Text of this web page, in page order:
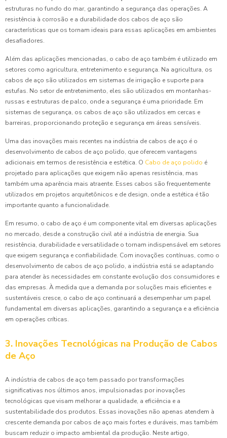
estruturas no fundo do mar, garantindo a segurança das operações. A
resistência à corrosão e a durabilidade dos cabos de aço são
características que os tornam ideais para essas aplicações em ambientes
desafiadores.
Além das aplicações mencionadas, o cabo de aço também é utilizado em
setores como agricultura, entretenimento e segurança. Na agricultura, os
cabos de aço são utilizados em sistemas de irrigação e suporte para
estufas. No setor de entretenimento, eles são utilizados em montanhas-
russas e estruturas de palco, onde a segurança é uma prioridade. Em
sistemas de segurança, os cabos de aço são utilizados em cercas e
barreiras, proporcionando proteção e segurança em áreas sensíveis.
Uma das inovações mais recentes na indústria de cabos de aço é o
desenvolvimento de cabos de aço polido, que oferecem vantagens
adicionais em termos de resistência e estética. O Cabo de aço polido é
projetado para aplicações que exigem não apenas resistência, mas
também uma aparência mais atraente. Esses cabos são frequentemente
utilizados em projetos arquitetônicos e de design, onde a estética é tão
importante quanto a funcionalidade.
Em resumo, o cabo de aço é um componente vital em diversas aplicações
no mercado, desde a construção civil até a indústria de energia. Sua
resistência, durabilidade e versatilidade o tornam indispensável em setores
que exigem segurança e confiabilidade. Com inovações contínuas, como o
desenvolvimento de cabos de aço polido, a indústria está se adaptando
para atender às necessidades em constante evolução dos consumidores e
das empresas. À medida que a demanda por soluções mais eficientes e
sustentáveis cresce, o cabo de aço continuará a desempenhar um papel
fundamental em diversas aplicações, garantindo a segurança e a eficiência
em operações críticas.
3. Inovações Tecnológicas na Produção de Cabos
de Aço
A indústria de cabos de aço tem passado por transformações
significativas nos últimos anos, impulsionadas por inovações
tecnológicas que visam melhorar a qualidade, a eficiência e a
sustentabilidade dos produtos. Essas inovações não apenas atendem à
crescente demanda por cabos de aço mais fortes e duráveis, mas também
buscam reduzir o impacto ambiental da produção. Neste artigo,